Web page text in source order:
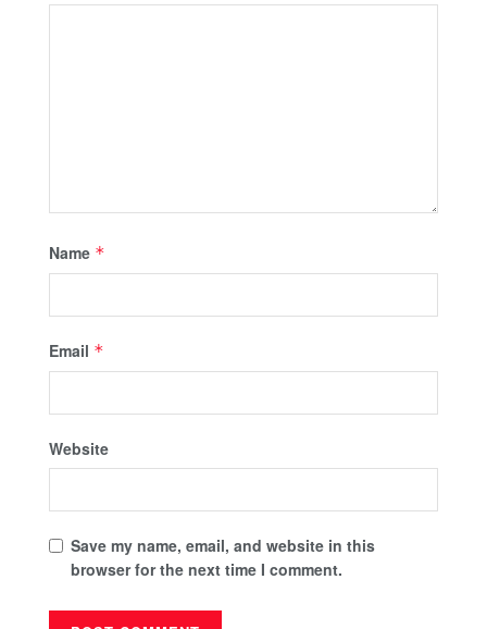
Name *
Email *
Website
Save my name, email, and website in this
browser for the next time I comment.